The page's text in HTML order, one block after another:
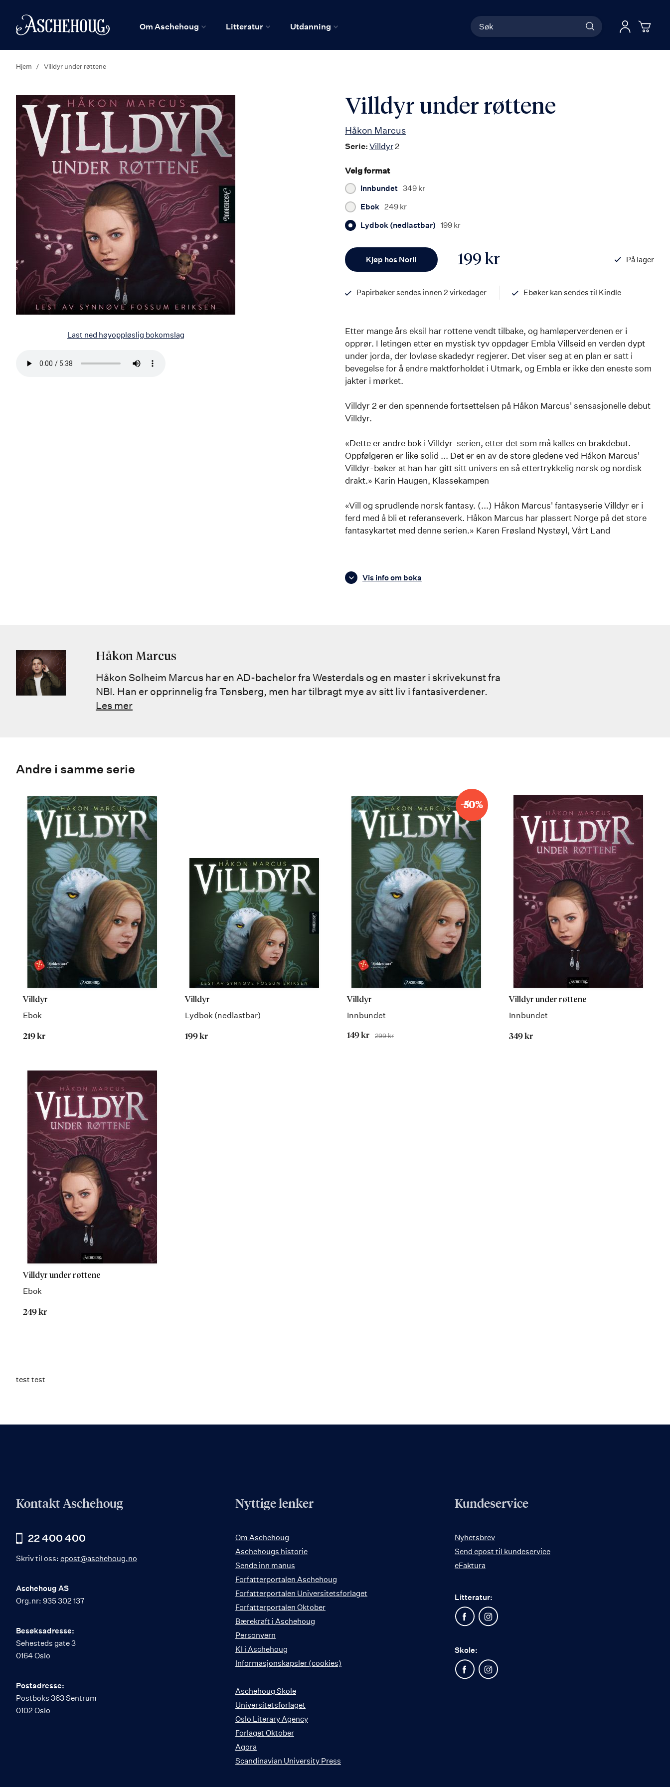
Hjem
Om Aschehoug Litteratur Utdanning
Søk Logg
Hjem Villdyr under røttene
Last ned høyoppløslig bokomslag
Bla
Villdyr under røttene
Håkon Marcus
Serie: Villdyr2
Velg format
Innbundet 349 kr
Ebok 249 kr
Lydbok (nedlastbar) 199 kr
Kjøp hos Norli 199 kr
På lager
Papirbøker sendes innen 2 virkedager
Ebøker kan sendes til Kindle
Etter mange års eksil har rottene vendt tilbake, og hamløperverdenen er i
opprør. I letingen etter en mystisk tyv oppdager Embla Villseid en verden dypt
under jorda, der lovløse skadedyr regjerer. Det viser seg at en plan er satt i
bevegelse for å endre maktforholdet i Utmark, og Embla er ikke den eneste som
jakter i mørket.
Villdyr 2 er den spennende fortsettelsen på Håkon Marcus' sensasjonelle debut
Villdyr.
«Dette er andre bok i Villdyr-serien, etter det som må kalles en brakdebut.
Oppfølgeren er like solid ... Det er en av de store gledene ved Håkon Marcus'
Villdyr-bøker at han har gitt sitt univers en så ettertrykkelig norsk og nordisk
drakt.» Karin Haugen, Klassekampen
«Vill og sprudlende norsk fantasy. (...) Håkon Marcus' fantasyserie Villdyr er i
ferd med å bli et referanseverk. Håkon Marcus har plassert Norge på det store
fantasykartet med denne serien.» Karen Frøsland Nystøyl, Vårt Land
Vis info om boka
Håkon Marcus
Håkon Solheim Marcus har en AD-bachelor fra Westerdals og en master i skrivekunst fra
NBI. Han er opprinnelig fra Tønsberg, men har tilbragt mye av sitt liv i fantasiverdener.
Les mer
Andre i samme serie
Villdyr
Ebok
219 kr
Villdyr
Lydbok (nedlastbar)
199 kr
-50%
Villdyr
Innbundet
Tilbudspris
149 kr Før
299 kr
Villdyr under røttene
Innbundet
349 kr
Villdyr under røttene
Ebok
249 kr
test test
Kontakt Aschehoug
22 400 400
Skriv til oss: epost@aschehoug.no
Aschehoug AS
Org.nr: 935 302 137
Besøksadresse:
Sehesteds gate 3
0164 Oslo
Postadresse:
Postboks 363 Sentrum
0102 Oslo
Nyttige lenker
Om Aschehoug
Aschehougs historie
Sende inn manus
Forfatterportalen Aschehoug
Forfatterportalen Universitetsforlaget
Forfatterportalen Oktober
Bærekraft i Aschehoug
Personvern
KI i Aschehoug
Informasjonskapsler (cookies)
Aschehoug Skole
Universitetsforlaget
Oslo Literary Agency
Forlaget Oktober
Agora
Scandinavian University Press
Kundeservice
Nyhetsbrev
Send epost til kundeservice
eFaktura
Litteratur:
Skole: